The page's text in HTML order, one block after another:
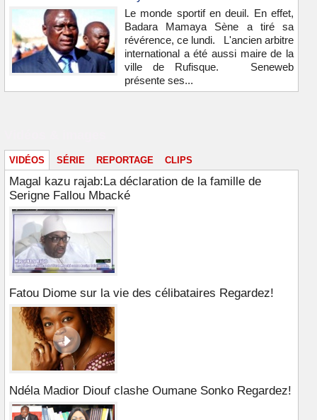
Le monde sportif en deuil. En effet,
Badara Mamaya Sène a tiré sa
révérence, ce lundi. L'ancien arbitre
international a été aussi maire de la
ville de Rufisque. Seneweb
présente ses...
VIDÉOS SÉRIE REPORTAGE CLIPS
Magal kazu rajab:La déclaration de la famille de
Serigne Fallou Mbacké
Fatou Diome sur la vie des célibataires Regardez!
Ndéla Madior Diouf clashe Oumane Sonko Regardez!